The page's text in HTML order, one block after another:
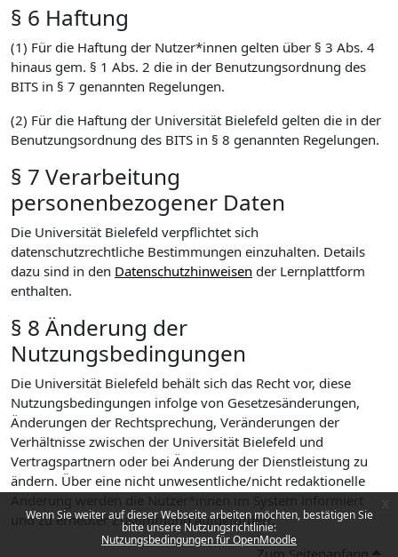
Wenn Sie weiter auf dieser Webseite arbeiten möchten, bestätigen Sie
bitte unsere Nutzungsrichtlinie:
Nutzungsbedingungen für OpenMoodle
§ 6 Haftung
(1) Für die Haftung der Nutzer*innen gelten über § 3 Abs. 4
hinaus gem. § 1 Abs. 2 die in der Benutzungsordnung des
BITS in § 7 genannten Regelungen.
(2) Für die Haftung der Universität Bielefeld gelten die in der
Benutzungsordnung des BITS in § 8 genannten Regelungen.
§ 7 Verarbeitung
personenbezogener Daten
Die Universität Bielefeld verpflichtet sich
datenschutzrechtliche Bestimmungen einzuhalten. Details
dazu sind in den Datenschutzhinweisen der Lernplattform
enthalten.
§ 8 Änderung der
Nutzungsbedingungen
Die Universität Bielefeld behält sich das Recht vor, diese
Nutzungsbedingungen infolge von Gesetzesänderungen,
Änderungen der Rechtsprechung, Veränderungen der
Verhältnisse zwischen der Universität Bielefeld und
Vertragspartnern oder bei Änderung der Dienstleistung zu
ändern. Über eine nicht unwesentliche/nicht redaktionelle
und zu erneuter Zustimmung aufgefordert.
Zum Seitenanfang